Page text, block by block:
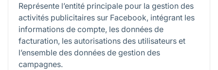
Représente l’entité principale pour la gestion des
activités publicitaires sur Facebook, intégrant les
informations de compte, les données de
facturation, les autorisations des utilisateurs et
l’ensemble des données de gestion des
campagnes.